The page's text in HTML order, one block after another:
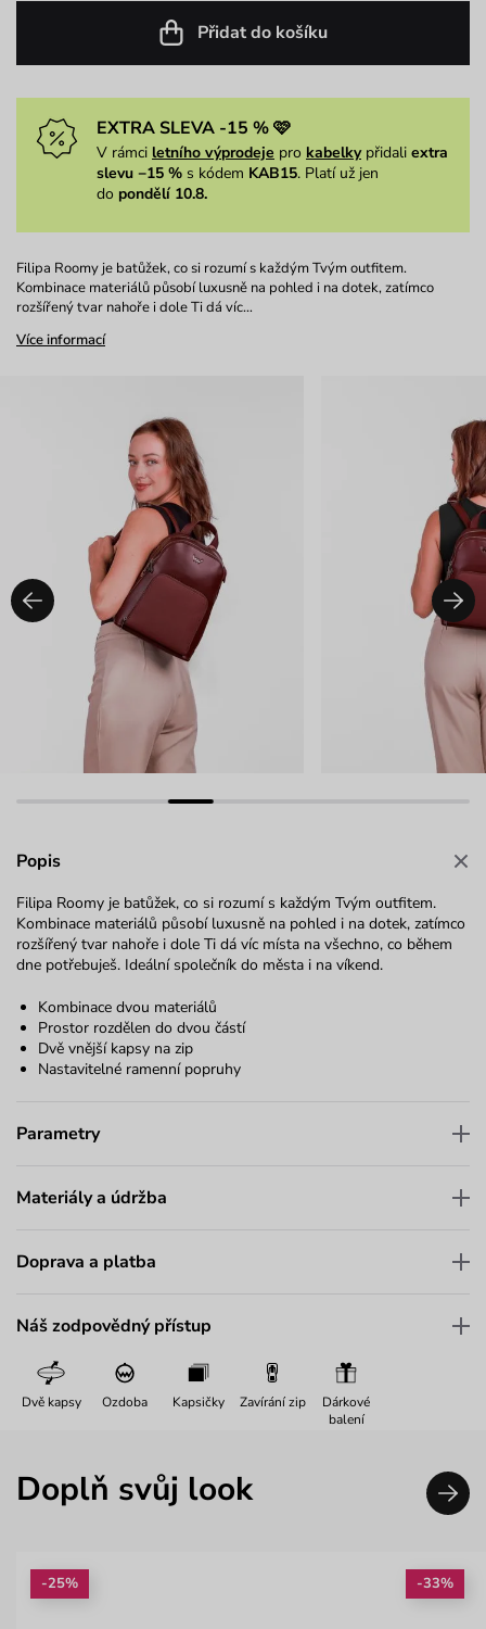
Přidat do košíku
EXTRA SLEVA -15 % 🩷
V rámci letního výprodeje pro kabelkypřidali extra
slevu −15 % s kódem KAB15. Platí už jen
do pondělí 10.8.
Filipa Roomy je batůžek, co si rozumí s každým Tvým outfitem.
Kombinace materiálů působí luxusně na pohled i na dotek, zatímco
rozšířený tvar nahoře i dole Ti dá víc…
Více informací
Popis
Filipa Roomy je batůžek, co si rozumí s každým Tvým outfitem.
Kombinace materiálů působí luxusně na pohled i na dotek, zatímco
rozšířený tvar nahoře i dole Ti dá víc místa na všechno, co během
dne potřebuješ. Ideální společník do města i na víkend.
Kombinace dvou materiálů
Prostor rozdělen do dvou částí
Dvě vnější kapsy na zip
Nastavitelné ramenní popruhy
Parametry
Materiály a údržba
Doprava a platba
Náš zodpovědný přístup
Dvě kapsy Ozdoba Kapsičky Zavírání zip
Dárkové
balení
Doplň svůj look
-25% -33%